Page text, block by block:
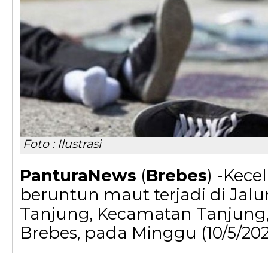
Foto : Ilustrasi
PanturaNews (Brebes) -
beruntun maut terjadi di
Tanjung, Kecamatan
Brebes, pada Minggu (10/5/